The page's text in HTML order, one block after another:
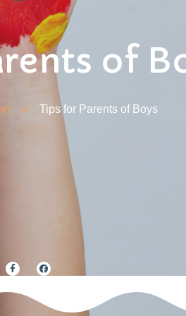
of
Tips for Parents of Boys